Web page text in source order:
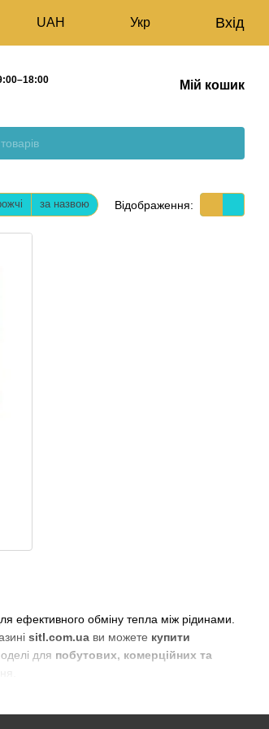
UAH Укр Вхід
Мій кошик
за назвою Відображення:
ефективного обміну тепла між рідинами.
sitl.com.ua ви можете купити
для побутових, комерційних та